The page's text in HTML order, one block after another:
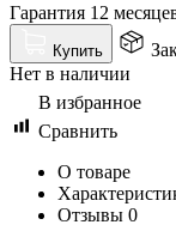
Гарантия 12
Купить
Нет в наличии
В избранное
Сравнить
О товаре
Отзывы 0